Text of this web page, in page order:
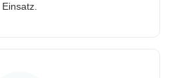
Einsatz.